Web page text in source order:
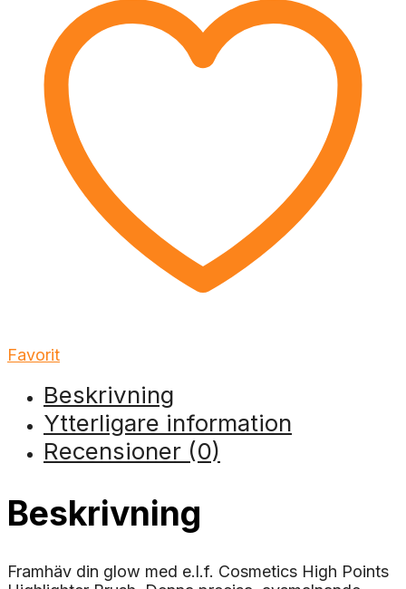
Favorit
Beskrivning
Ytterligare information
Recensioner (0)
Beskrivning
Framhäv din glow med e.l.f. Cosmetics High Points